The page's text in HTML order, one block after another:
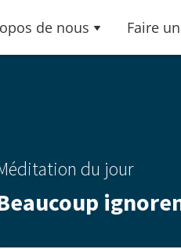
de nous Faire
du jour